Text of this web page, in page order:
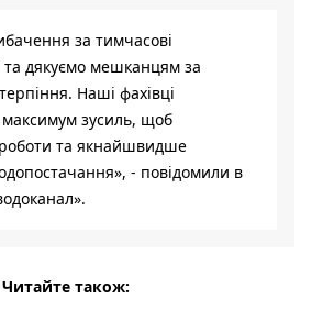
за тимчасові
та дякуємо мешканцям за
Наші фахівці
зусиль, щоб
та якнайшвидше
- повідомили в
Читайте також: